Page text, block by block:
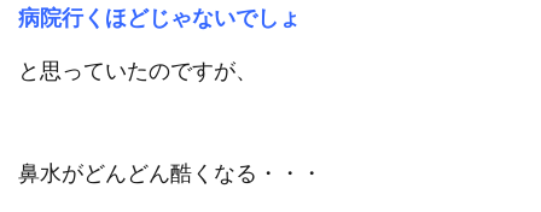
病院行くほどじゃないでしょ
と思っていたのですが、
鼻水がどんどん酷くなる・・・